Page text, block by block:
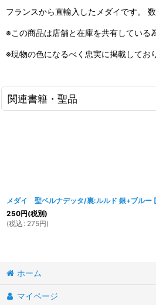
フランスから直輸入したメダイです。
※この商品は店舗と在庫を共有している
※現物の色になるべく忠実に掲載してお
関連書籍・聖品
メダイ 聖ベルナデッタ/裏:ルルド 銀+ブルー [
250円(税別)
(税込 : 275円)
ホーム
マイページ